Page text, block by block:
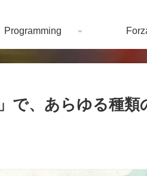
Programming
で、あらゆる種類